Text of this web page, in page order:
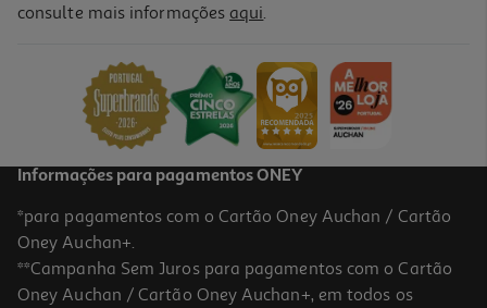
Adaptador Usb Wi-Fi Tp-Link Ac1300 Db Archer-T3u
22,99 €
consulte mais informações aqui.
Informações para pagamentos ONEY
*para pagamentos com o Cartão Oney Auchan / Cartão
Oney Auchan+.
**Campanha Sem Juros para pagamentos com o Cartão
Oney Auchan / Cartão Oney Auchan+, em todos os